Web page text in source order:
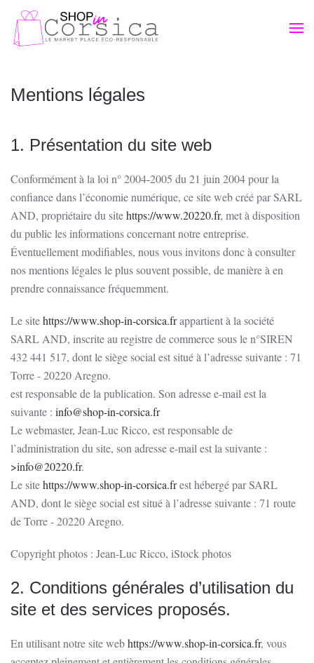
Passer au contenu principal
Mentions légales
1. Présentation du site web
Conformément à la loi n° 2004-2005 du 21 juin 2004 pour la
confiance dans l’économie numérique, ce site web créé par SARL
AND, propriétaire du sitehttps://www.20220.fr, met à disposition
du public les informations concernant notre entreprise.
Éventuellement modifiables, nous vous invitons donc à consulter
nos mentions légales le plus souvent possible, de manière à en
prendre connaissance fréquemment.
Le sitehttps://www.shop-in-corsica.frappartient à la société
SARL AND, inscrite au registre de commerce sous le n°SIREN
432 441 517, dont le siège social est situé à l’adresse suivante : 71
Torre - 20220 Aregno.
est responsable de la publication. Son adresse e-mail est la
suivante : info@shop-in-corsica.fr
Le webmaster, Jean-Luc Ricco, est responsable de
l’administration du site, son adresse e-mail est la suivante :
>info@20220.fr.
Le sitehttps://www.shop-in-corsica.frest hébergé par SARL
AND, dont le siège social est situé à l’adresse suivante : 71 route
de Torre - 20220 Aregno.
Copyright photos : Jean-Luc Ricco, iStock photos
2. Conditions générales d’utilisation du
site et des services proposés.
En utilisant notre site webhttps://www.shop-in-corsica.fr, vous